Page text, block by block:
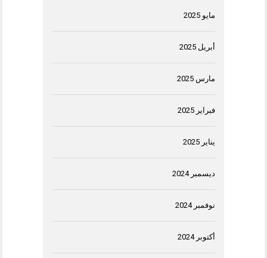
مايو 2025
أبريل 2025
مارس 2025
فبراير 2025
يناير 2025
ديسمبر 2024
نوفمبر 2024
أكتوبر 2024